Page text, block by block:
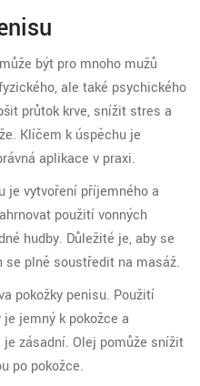
být pro mnoho mužů
ale také psychického
průtok krve, snížit stres a
Klíčem k úspěchu je
aplikace v praxi.
je vytvoření příjemného a
použití vonných
hudby. Důležité je, aby se
plně soustředit na masáž.
pokožky penisu. Použití
jemný k pokožce a
zásadní. Olej pomůže snížit
po pokožce.